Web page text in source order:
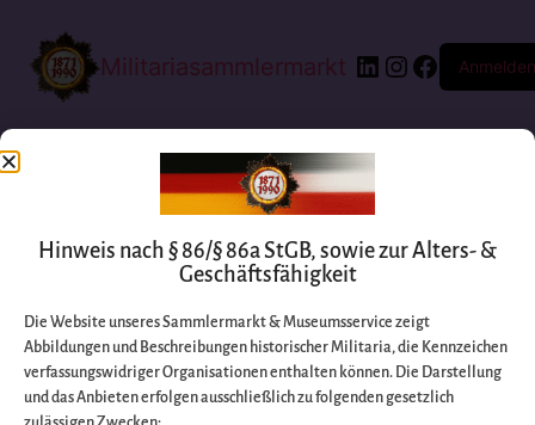
Militariasammlermarkt Anmelden
Entschuldigen Sie
Hinweis nach § 86/§ 86a StGB, sowie zur Alters- &
Geschäftsfähigkeit
Die Website unseres Sammlermarkt & Museumsservice zeigt
Abbildungen und Beschreibungen historischer Militaria, die Kennzeichen
verfassungswidriger Organisationen enthalten können. Die Darstellung
und das Anbieten erfolgen ausschließlich zu folgenden gesetzlich